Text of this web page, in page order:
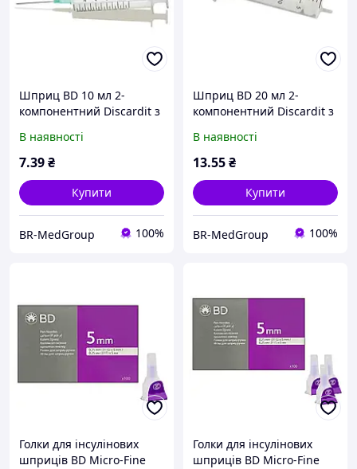
Шприц BD 10 мл 2-
компонентний Discardit з
мм), конус Луер
В наявності
7.39₴
Купити
BR-MedGroup 100%
Шприц BD 20 мл 2-
компонентний Discardit з
мм), конус Луер
В наявності
13.55₴
Купити
BR-MedGroup 100%
Голки для інсулінових
шприців BD Micro-Fine
Голки для інсулінових
шприців BD Micro-Fine